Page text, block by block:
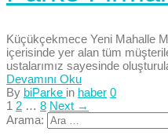
Küçükçekmece Yeni Mahalle
içerisinde yer alan tüm
ustalarımız sayesinde
Devamını Oku
By biParke in haber 0
1 2 … 8 Next →
Arama: